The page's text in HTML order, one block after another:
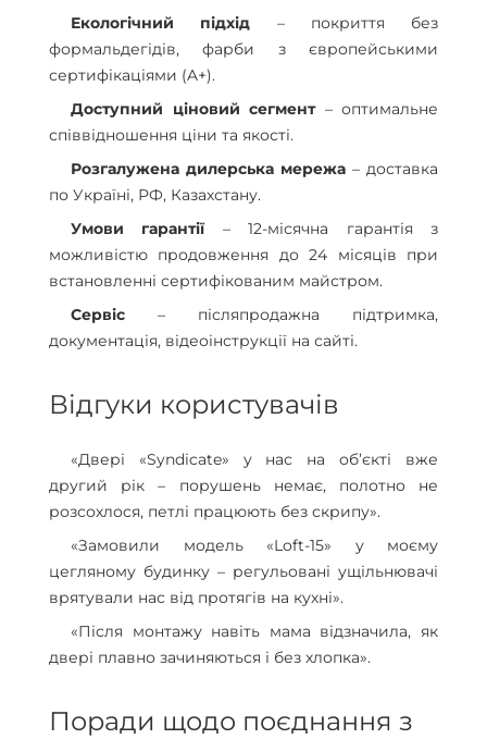
Екологічний підхід – покриття без
формальдегідів, фарби з європейськими
сертифікаціями (A+).
Доступний ціновий сегмент– оптимальне
співвідношення ціни та якості.
Розгалужена дилерська мережа – доставка
по Україні, РФ, Казахстану.
Умови гарантії– 12-місячна гарантія з
можливістю продовження до 24 місяців при
встановленні сертифікованим майстром.
Сервіс – післяпродажна підтримка,
документація, відеоінструкції на сайті.
Відгуки користувачів
«Двері «Syndicate» у нас на об’єкті вже
другий рік – порушень немає, полотно не
розсохлося, петлі працюють без скрипу».
«Замовили модель «Loft-15» у моєму
цегляному будинку – регульовані ущільнювачі
врятували нас від протягів на кухні».
«Після монтажу навіть мама відзначила, як
двері плавно зачиняються і без хлопка».
Поради щодо поєднання з